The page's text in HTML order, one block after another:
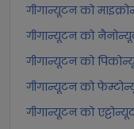
गीगान्यूटन को
गीगान्यूटन को
गीगान्यूटन को
गीगान्यूटन को
गीगान्यूटन को